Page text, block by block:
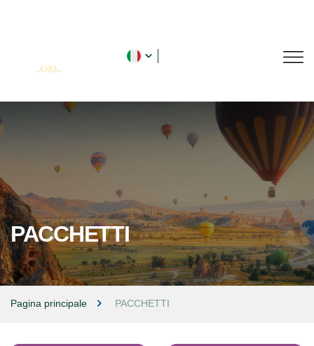
PACCHETTI
Pagina principale PACCHETTI